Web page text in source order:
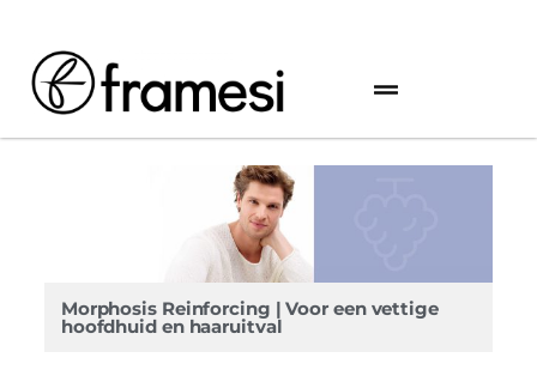
Morphosis Reinforcing | Voor een vettige
hoofdhuid en haaruitval